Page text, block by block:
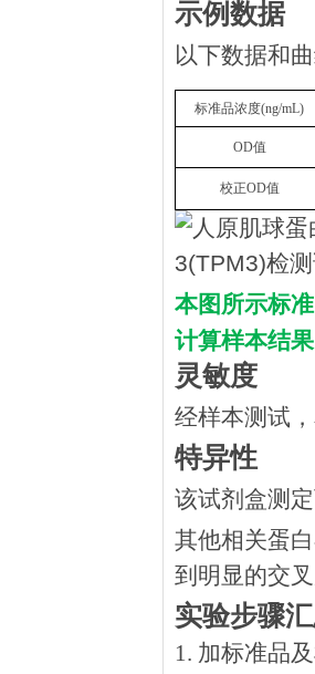
示例数据
以下数据和
标准品浓度(ng/mL)
OD值
校正OD值
本图所示标
计算样本结果
灵敏度
经样本测试
特异性
该试剂盒测
其他相关蛋
到明显的交
实验步骤
1. 加标准品